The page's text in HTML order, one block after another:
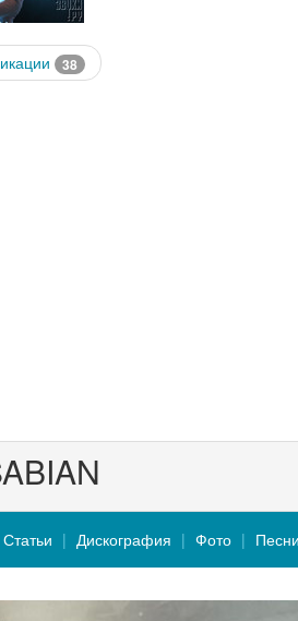
38
Статьи Дискография Фото Песни